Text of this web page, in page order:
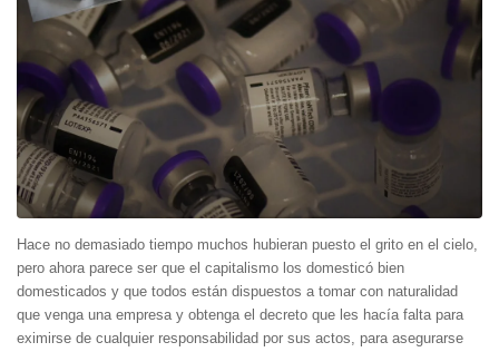
Hace no demasiado tiempo muchos hubieran puesto el grito en el cielo,
pero ahora parece ser que el capitalismo los domesticó bien
domesticados y que todos están dispuestos a tomar con naturalidad
que venga una empresa y obtenga el decreto que les hacía falta para
eximirse de cualquier responsabilidad por sus actos, para asegurarse